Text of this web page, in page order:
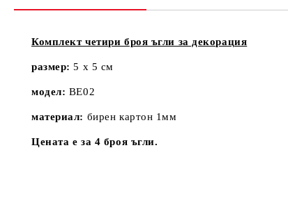
Комплект четири броя ъгли за декорация
размер: 5 х 5 см
модел: BE02
материал: бирен картон 1мм
Цената е за 4 броя ъгли.